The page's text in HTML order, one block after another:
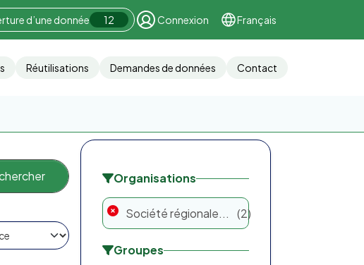
d’une donnée 12 Connexion Français
Réutilisations Demandes de données Contact
Organisations
Société régionale... 2
Groupes